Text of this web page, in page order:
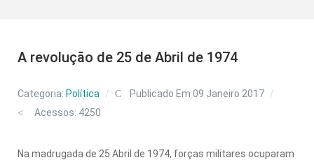
A revolução de 25 de Abril de 1974
Categoria: Política
Publicado Em 09 Janeiro 2017
Acessos: 4250
Na madrugada de 25 Abril de 1974, forças militares ocuparam